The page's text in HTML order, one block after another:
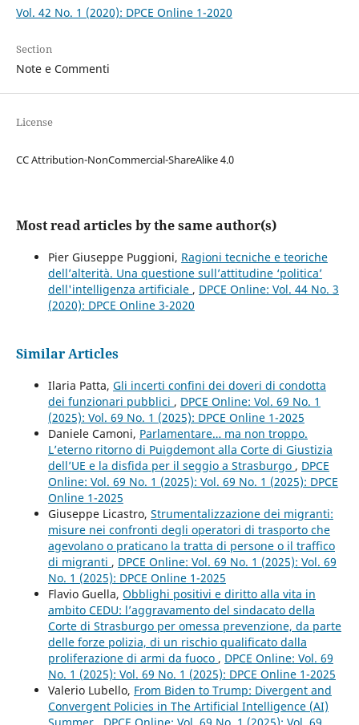
Vol. 42 No. 1 (2020): DPCE Online 1-2020
Section
Note e Commenti
License
CC Attribution-NonCommercial-ShareAlike 4.0
Most read articles by the same author(s)
Pier Giuseppe Puggioni, Ragioni tecniche e teoriche
dell’alterità. Una questione sull’attitudine ‘politica’
dell'intelligenza artificiale , DPCE Online: Vol. 44 No. 3
(2020): DPCE Online 3-2020
Similar Articles
Ilaria Patta, Gli incerti confini dei doveri di condotta
dei funzionari pubblici , DPCE Online: Vol. 69 No. 1
(2025): Vol. 69 No. 1 (2025): DPCE Online 1-2025
Daniele Camoni, Parlamentare… ma non troppo.
L’eterno ritorno di Puigdemont alla Corte di Giustizia
dell’UE e la disfida per il seggio a Strasburgo , DPCE
Online: Vol. 69 No. 1 (2025): Vol. 69 No. 1 (2025): DPCE
Online 1-2025
Giuseppe Licastro, Strumentalizzazione dei migranti:
misure nei confronti degli operatori di trasporto che
agevolano o praticano la tratta di persone o il traffico
di migranti , DPCE Online: Vol. 69 No. 1 (2025): Vol. 69
No. 1 (2025): DPCE Online 1-2025
Flavio Guella, Obblighi positivi e diritto alla vita in
ambito CEDU: l’aggravamento del sindacato della
Corte di Strasburgo per omessa prevenzione, da parte
delle forze polizia, di un rischio qualificato dalla
proliferazione di armi da fuoco , DPCE Online: Vol. 69
No. 1 (2025): Vol. 69 No. 1 (2025): DPCE Online 1-2025
Valerio Lubello, From Biden to Trump: Divergent and
Convergent Policies in The Artificial Intelligence (AI)